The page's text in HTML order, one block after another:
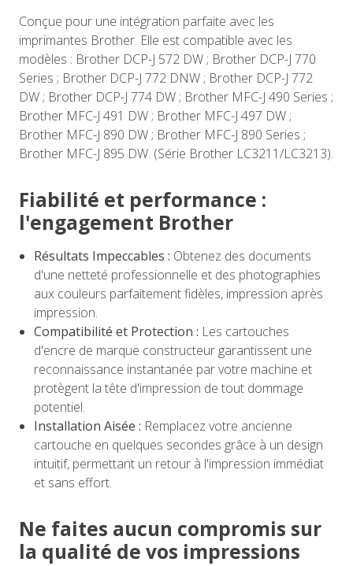
Conçue pour une intégration parfaite avec les
imprimantes Brother. Elle est compatible avec les
modèles : Brother DCP-J 572 DW ; Brother DCP-J 770
Series ; Brother DCP-J 772 DNW ; Brother DCP-J 772
DW ; Brother DCP-J 774 DW ; Brother MFC-J 490 Series ;
Brother MFC-J 491 DW ; Brother MFC-J 497 DW ;
Brother MFC-J 890 DW ; Brother MFC-J 890 Series ;
Brother MFC-J 895 DW. (Série Brother LC3211/LC3213).
Fiabilité et performance :
l'engagement Brother
Résultats Impeccables : Obtenez des documents
d'une netteté professionnelle et des photographies
aux couleurs parfaitement fidèles, impression après
impression.
Compatibilité et Protection : Les cartouches
d'encre de marque constructeur garantissent une
reconnaissance instantanée par votre machine et
protègent la tête d'impression de tout dommage
potentiel.
Installation Aisée : Remplacez votre ancienne
cartouche en quelques secondes grâce à un design
intuitif, permettant un retour à l'impression immédiat
et sans effort.
Ne faites aucun compromis sur
la qualité de vos impressions